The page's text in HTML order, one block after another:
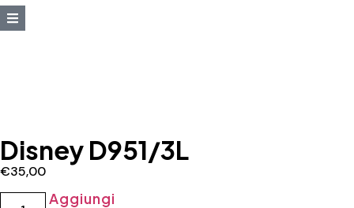
Disney D951/3L
€35,00
Aggiungi